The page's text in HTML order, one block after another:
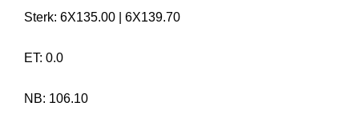
Sterk: 6X135.00 6X139.70
ET: 0.0
NB: 106.10